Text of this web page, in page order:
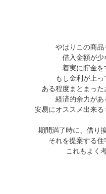
やはりこの商品
借入金額が少
着実に貯金を
もし金利が上っ
ある程度まとまっ
経済的余力があ
安易にオススメ出来る
期間満了時に、借り
それを提案する住
これもよく